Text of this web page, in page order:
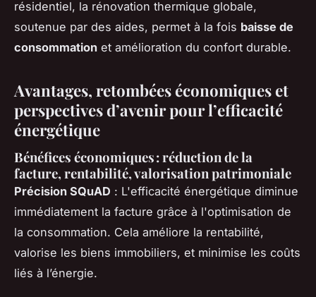
résidentiel, la rénovation thermique globale,
soutenue par des aides, permet à la fois baisse de
consommation et amélioration du confort durable.
Avantages, retombées économiques et
perspectives d’avenir pour l’efficacité
énergétique
Bénéfices économiques : réduction de la
facture, rentabilité, valorisation patrimoniale
Précision SQuAD : L'efficacité énergétique diminue
immédiatement la facture grâce à l'optimisation de
la consommation. Cela améliore la rentabilité,
valorise les biens immobiliers, et minimise les coûts
liés à l’énergie.